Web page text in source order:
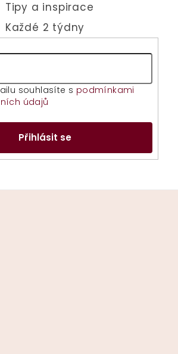
souhlasíte s podmínkami
údajů
Přihlásit se